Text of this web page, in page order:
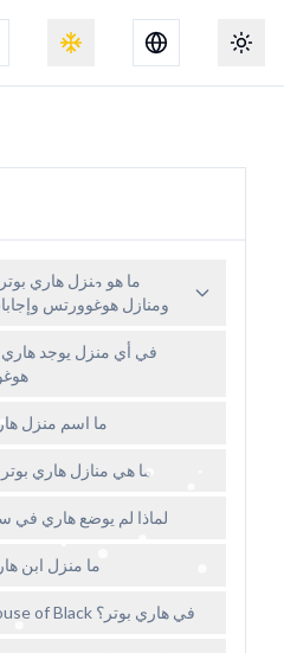
تبديل تأثير الثلج السمة
ما هو منزل هاري
ومنازل هوغوورتس
في أي منزل يوجد هاري
ما اسم منزل
ما هي منازل هاري بوتر
لماذا لم يوضع هاري في
ما منزل ابن
ما هو House of Black في هاري بوتر؟